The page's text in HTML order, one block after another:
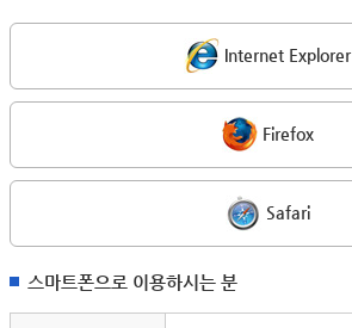
Internet Explorer
Firefox
Safari
스마트폰으로 이용하시는 분